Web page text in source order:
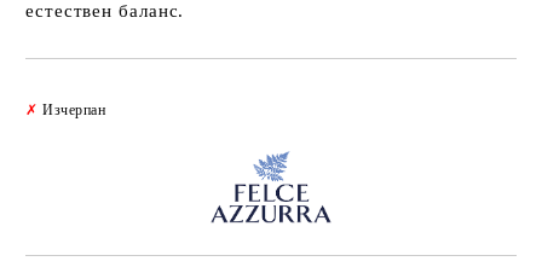
естествен баланс.
✗ Изчерпан